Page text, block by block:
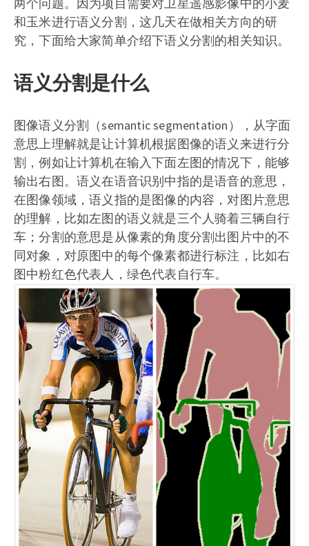
和玉米进行语义分割，这几天在做相关方向的研
究，下面给大家简单介绍下语义分割的相关知识。
语义分割是什么
图像语义分割（semantic segmentation），从字面
意思上理解就是让计算机根据图像的语义来进行分
割，例如让计算机在输入下面左图的情况下，能够
输出右图。语义在语音识别中指的是语音的意思，
在图像领域，语义指的是图像的内容，对图片意思
的理解，比如左图的语义就是三个人骑着三辆自行
车；分割的意思是从像素的角度分割出图片中的不
同对象，对原图中的每个像素都进行标注，比如右
图中粉红色代表人，绿色代表自行车。